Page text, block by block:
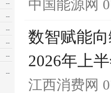
--
--
--
--
--
--
中国能源网
数智赋能
2026年上
江西消费网